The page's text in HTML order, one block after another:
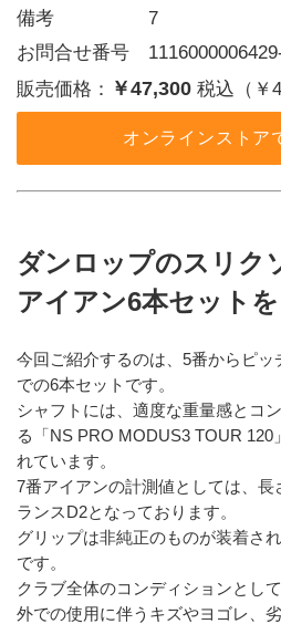
備考     7
お問合せ番号
販売価格： ￥47,300 税込（￥
オンラインストア
ダンロップのスリク
アイアン6本セット
今回ご紹介するのは、5番からピッ
での6本セットです。
シャフトには、適度な重量感とコ
る「NS PRO MODUS3 TOUR 120
れています。
7番アイアンの計測値としては、
ランスD2となっております。
グリップは非純正のものが装着さ
です。
クラブ全体のコンディションとし
外での使用に伴うキズやヨゴレ、